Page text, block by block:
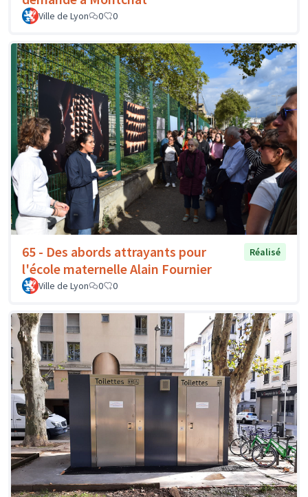
Ville de Lyon 0 0
65 - Des abords attrayants pour
l'école maternelle Alain Fournier
Réalisé
Ville de Lyon 0 0